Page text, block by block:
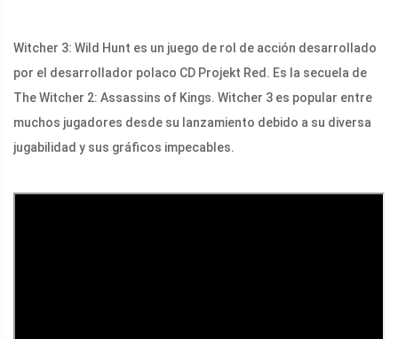
Witcher 3: Wild Hunt es un juego de rol de acción desarrollado
por el desarrollador polaco CD Projekt Red. Es la secuela de
The Witcher 2: Assassins of Kings. Witcher 3 es popular entre
muchos jugadores desde su lanzamiento debido a su diversa
jugabilidad y sus gráficos impecables.